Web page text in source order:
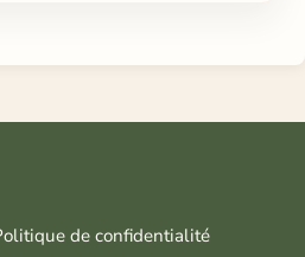
de confidentialité